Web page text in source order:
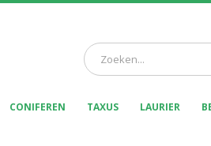
CONIFEREN TAXUS LAURIER